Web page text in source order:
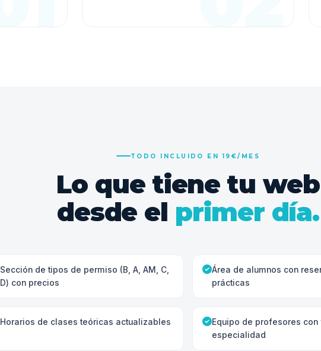
TODO INCLUIDO EN 19€/MES
Lo que tiene tu web
desde el primer día.
Sección de tipos de permiso (B, A, AM, C,
D) con precios
Área de alumnos con
prácticas
Horarios de clases teóricas actualizables
Equipo de profesores con
especialidad